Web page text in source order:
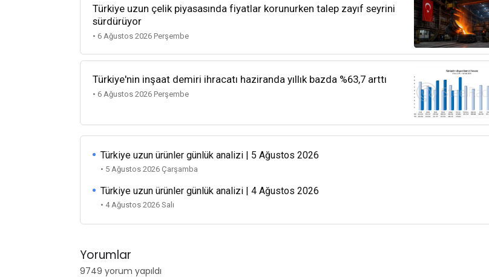
Türkiye uzun çelik piyasasında fiyatlar korunurken talep zayıf seyrini
sürdürüyor
• 6 Ağustos 2026 Perşembe
Türkiye'nin inşaat demiri ihracatı haziranda yıllık bazda %63,7 arttı
• 6 Ağustos 2026 Perşembe
Türkiye uzun ürünler günlük analizi | 5 Ağustos 2026
• 5 Ağustos 2026 Çarşamba
Türkiye uzun ürünler günlük analizi | 4 Ağustos 2026
• 4 Ağustos 2026 Salı
Yorumlar
9749 yorum yapıldı